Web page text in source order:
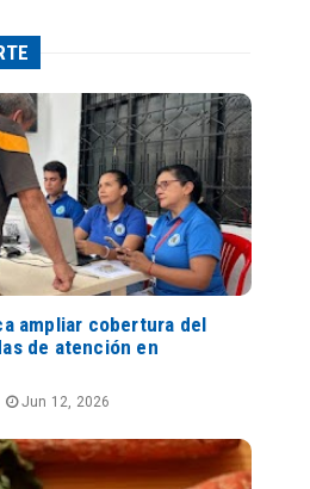
ampliar cobertura del
de atención en
Jun 12, 2026